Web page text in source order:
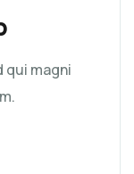
qui magni